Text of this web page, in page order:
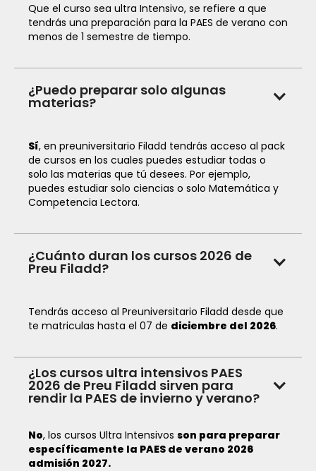
Que el curso sea ultra Intensivo, se refiere a que
tendrás una preparación para la PAES de verano con
menos de 1 semestre de tiempo.
¿Puedo preparar solo algunas
materias?
Sí, en preuniversitario Filadd tendrás acceso al pack
de cursos en los cuales puedes estudiar todas o
solo las materias que tú desees. Por ejemplo,
puedes estudiar solo ciencias o solo Matemática y
Competencia Lectora.
¿Cuánto duran los cursos 2026 de
Preu Filadd?
Tendrás acceso al Preuniversitario Filadd desde que
te matriculas hasta el 07 de diciembre del 2026.
¿Los cursos ultra intensivos PAES
2026 de Preu Filadd sirven para
rendir la PAES de invierno y verano?
No, los cursos Ultra Intensivos son para preparar
específicamente la PAES de verano 2026
admisión 2027.